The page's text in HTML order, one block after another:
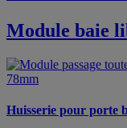
Module baie
Huisserie pour porte